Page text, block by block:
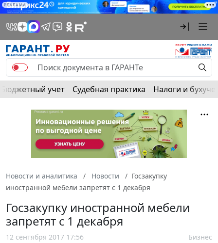
РЕКЛАМА
Бюджетный учет Судебная практика Налоги и
Новости и аналитика Новости
Госзакупку
иностранной мебели запретят с 1 декабря
Госзакупку иностранной мебели
запретят с 1 декабря
12 сентября 2017 17:56 Бизнес